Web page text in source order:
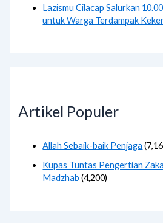
Lazismu Cilacap Salurkan
untuk Warga Terdampak
Artikel Populer
Allah Sebaik-baik Penjaga
Kupas Tuntas Pengertian
Madzhab (4,200)